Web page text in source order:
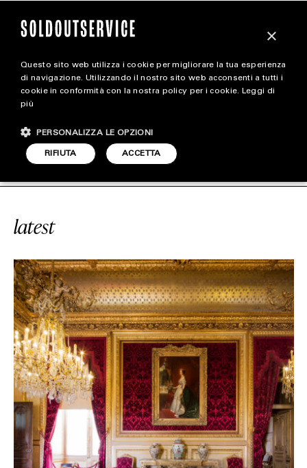
magazine
STYLE
FOOTWEAR
#LOUVRE SOLDOUTSERVICE
latest
×
Questo sito web utilizza i cookie per migliorare la tua esperienza
di navigazione. Utilizzando il nostro sito web acconsenti a tutti i
cookie in conformità con la nostra policy per i cookie. Leggi di
più
ACCETTA
RIFIUTA
PERSONALIZZA LE OPZIONI